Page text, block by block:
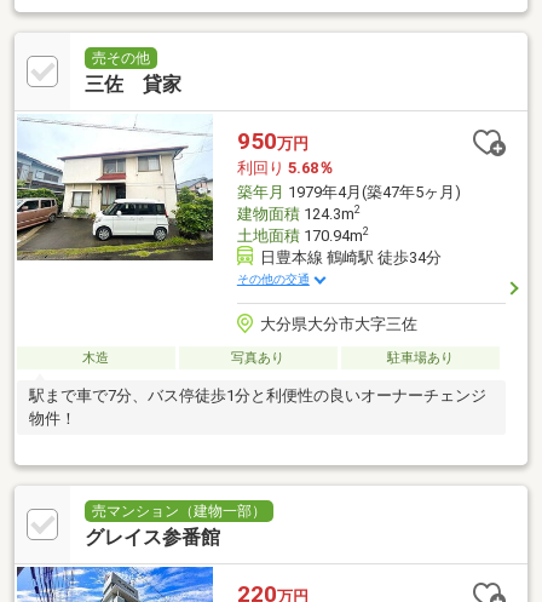
売その他
三佐 貸家
950万円
利回り 5.68％
築年月 1979年4月(築47年5ヶ月)
建物面積124.3m2
土地面積170.94m2
日豊本線 鶴崎駅 徒歩34分
その他の交通
大分県大分市大字三佐
木造 写真あり 駐車場あり
駅まで車で7分、バス停徒歩1分と利便性の良いオーナーチェンジ
物件！
売マンション（建物一部）
グレイス参番館
220万円